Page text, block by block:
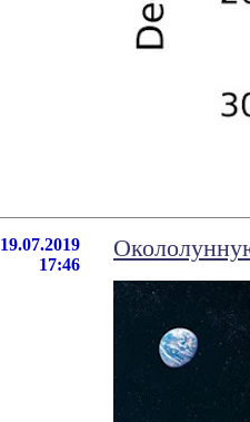
19.07.2019
17:46